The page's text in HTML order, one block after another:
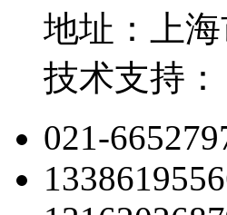
地址：上
技术支持：
021-